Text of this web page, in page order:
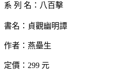
系 列 名：八百擊
書名：貞觀幽明譚
作者：燕壘生
定價：299 元